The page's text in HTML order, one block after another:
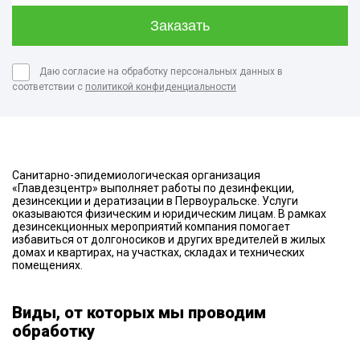
Даю согласие на обработку персональных данных в
соответствии с политикой конфиденциальности
Санитарно-эпидемиологическая организация
«Главдезцентр» выполняет работы по дезинфекции,
дезинсекции и дератизации в Первоуральске. Услуги
оказываются физическим и юридическим лицам. В рамках
дезинсекционных мероприятий компания помогает
избавиться от долгоносиков и других вредителей в жилых
домах и квартирах, на участках, складах и технических
помещениях.
Виды, от которых мы проводим
обработку